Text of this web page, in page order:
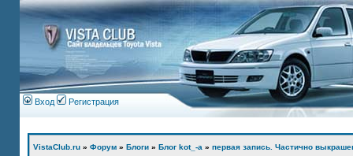
Вход Регистрация
VistaClub.ru » Форум » Блоги » Блог kot_-а » первая запись. Частично